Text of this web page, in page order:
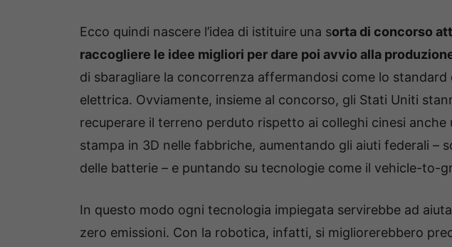
Ecco quindi nascere l’idea di istituire una sorta di concorso
raccogliere le idee migliori per dare poi avvio alla
di sbaragliare la concorrenza affermandosi come lo
elettrica. Ovviamente, insieme al concorso, gli Stati Uniti
recuperare il terreno perduto rispetto ai colleghi cinesi
stampa in 3D nelle fabbriche, aumentando gli aiuti federali –
delle batterie – e puntando su tecnologie come il vehicle-to-
In questo modo ogni tecnologia impiegata servirebbe ad
zero emissioni. Con la robotica, infatti, si migliorerebbero